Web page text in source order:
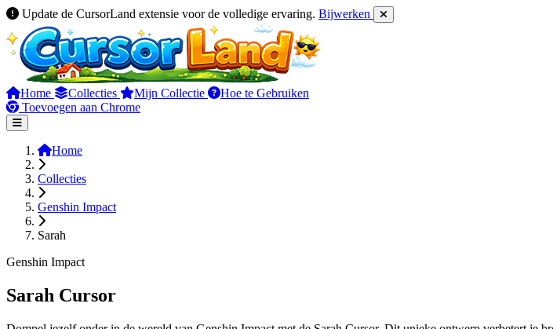
Update de CursorLand extensie voor de volledige ervaring. Bijwerken
Home Collecties Mijn Collectie
Hoe te Gebruiken
Toevoegen aan Chrome
Home
Collecties
Genshin Impact
Sarah
Genshin Impact
Sarah Cursor